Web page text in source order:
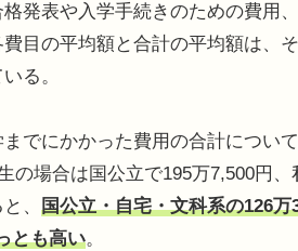
発表や入学手続きのための費用
費目の平均額と合計の平均額は、
る。
でにかかった費用の合計につい
の場合は国公立で195万7,500円
、 国公立・自宅・文科系の126
とも高い。